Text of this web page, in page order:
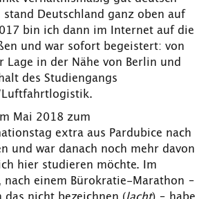
stand Deutschland ganz oben auf
bin ich dann im Internet auf die
und war sofort begeistert: von
Lage in der Nähe von Berlin und
des Studiengangs
Mai 2018 zum
extra aus Pardubice nach
und war danach noch mehr davon
hier studieren möchte. Im
nach einem Bürokratie-Marathon –
das nicht bezeichnen (lacht) – habe